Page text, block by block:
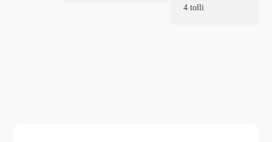
4 tolli